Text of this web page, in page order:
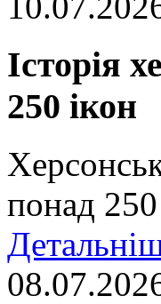
Історія
250 ікон
понад